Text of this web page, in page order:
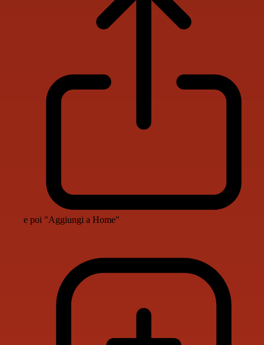
e poi "Aggiungi a Home"